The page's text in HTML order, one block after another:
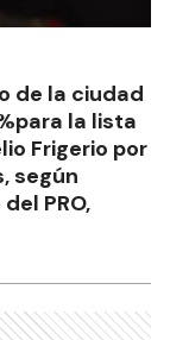
de la ciudad
la lista
Frigerio por
según
PRO,